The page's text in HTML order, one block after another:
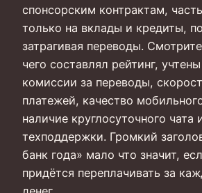
спонсорским контрактам,
только на вклады и кредиты,
затрагивая переводы.
чего составлял рейтинг,
комиссии за переводы,
платежей, качество
наличие круглосуточного чата
техподдержки. Громкий
банк года» мало что значит,
придётся переплачивать за